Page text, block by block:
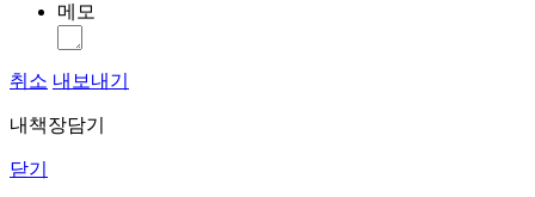
메모
취소 내보내기
내책장담기
닫기